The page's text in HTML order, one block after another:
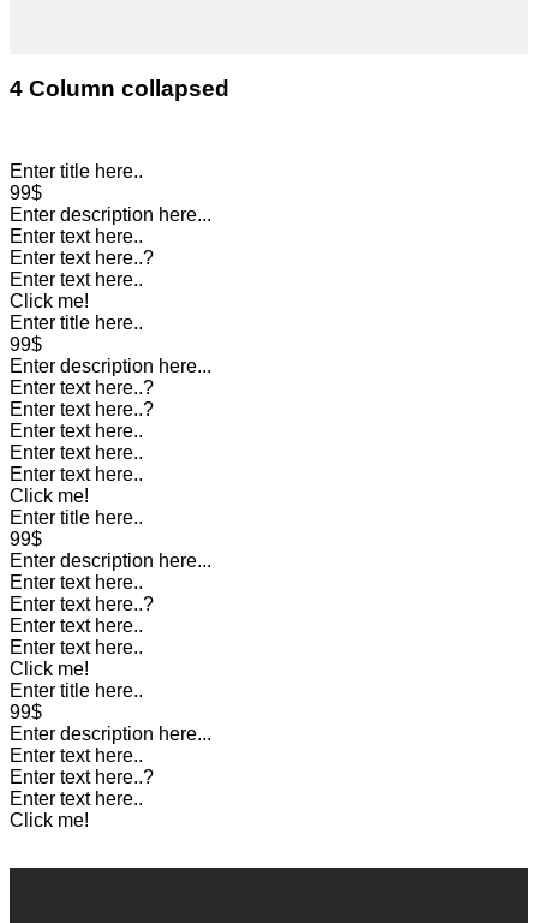
4 Column collapsed
Enter title here..
99$
Enter description here...
Enter text here..
Enter text here..?
Enter text here..
Click me!
Enter title here..
99$
Enter description here...
Enter text here..?
Enter text here..?
Enter text here..
Enter text here..
Enter text here..
Click me!
Enter title here..
99$
Enter description here...
Enter text here..
Enter text here..?
Enter text here..
Enter text here..
Click me!
Enter title here..
99$
Enter description here...
Enter text here..
Enter text here..?
Enter text here..
Click me!